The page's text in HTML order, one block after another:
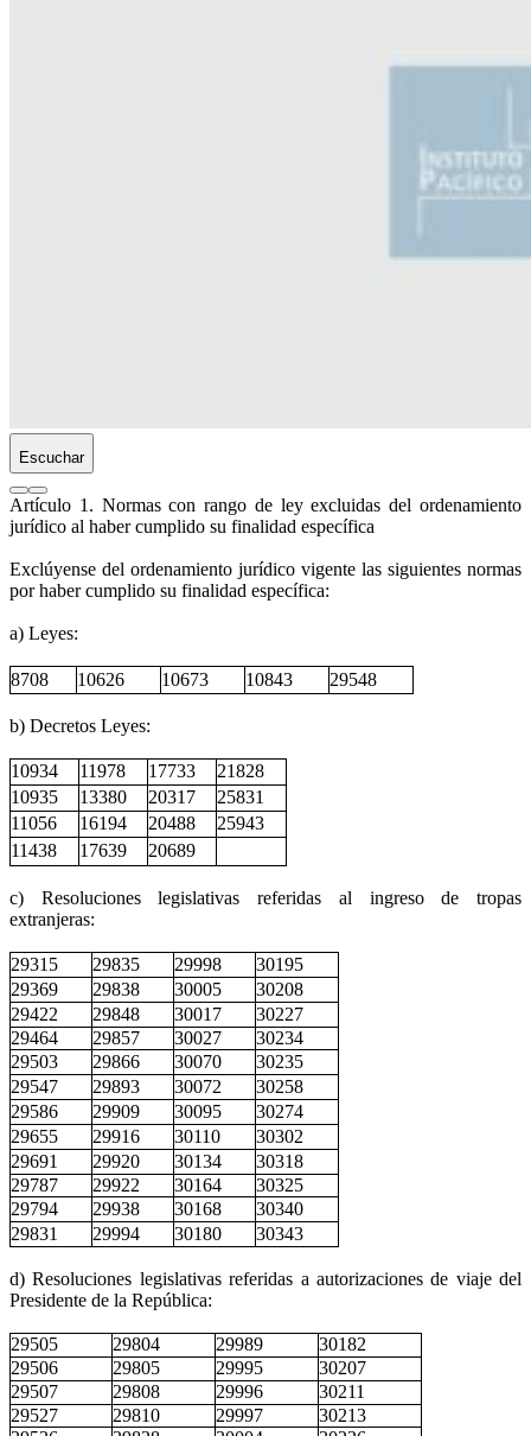
Escuchar
Artículo 1. Normas con rango de ley excluidas del ordenamiento
jurídico al haber cumplido su finalidad específica
Exclúyense del ordenamiento jurídico vigente las siguientes normas
por haber cumplido su finalidad específica:
a) Leyes:
8708 10626 10673 10843 29548
b) Decretos Leyes:
10934 11978 17733
21828
10935
13380 20317
25831
11056
16194 20488
25943
11438
17639 20689
c) Resoluciones legislativas referidas al ingreso de tropas
extranjeras:
29315 29835 29998
30195
29369
29838 30005
30208
29422
29848 30017
30227
29464
29857 30027
30234
29503
29866 30070
30235
29547
29893 30072
30258
29586
29909 30095
30274
29655
29916 30110
30302
29691
29920 30134
30318
29787
29922 30164
30325
29794
29938 30168
30340
29831
29994 30180 30343
d) Resoluciones legislativas referidas a autorizaciones de viaje del
Presidente de la República:
29505 29804 29989
30182
29506
29805 29995
30207
29507
29808 29996
30211
29527
29810 29997
30213